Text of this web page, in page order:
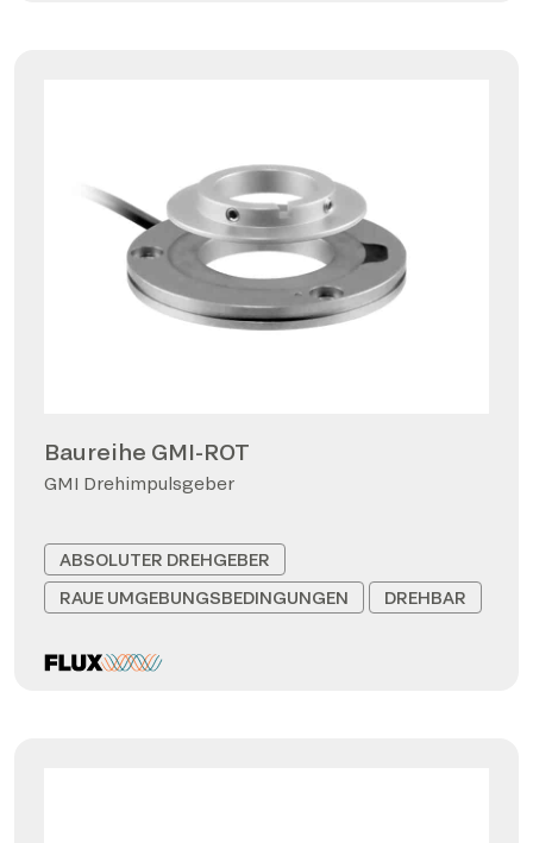
Baureihe GMI-ROT
GMI Drehimpulsgeber
ABSOLUTER DREHGEBER
RAUE UMGEBUNGSBEDINGUNGEN
DREHBAR